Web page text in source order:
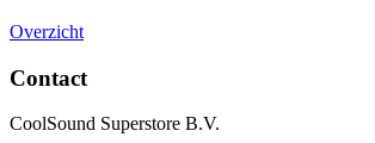
Overzicht
Contact
CoolSound Superstore B.V.